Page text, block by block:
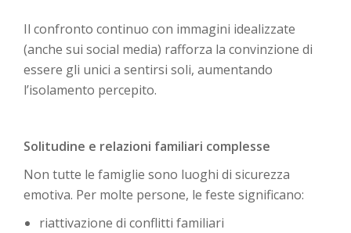
Il confronto continuo con immagini idealizzate
(anche sui social media) rafforza la convinzione di
essere gli unici a sentirsi soli, aumentando
l’isolamento percepito.
Solitudine e relazioni familiari complesse
Non tutte le famiglie sono luoghi di sicurezza
emotiva. Per molte persone, le feste significano:
riattivazione di conflitti familiari